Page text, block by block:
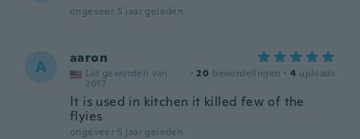
ongeveer 5 jaar geleden
A aaron
Lid geworden van
2017
· 20 beoordelingen · 4 uploads
It is used in kitchen it killed few of the
flyies
ongeveer 5 jaar geleden